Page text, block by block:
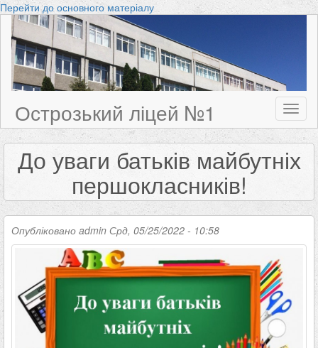
Перейти до основного матеріалу
Острозький ліцей №1
До уваги батьків майбутніх
першокласників!
Опубліковано admin Срд, 05/25/2022 - 10:58